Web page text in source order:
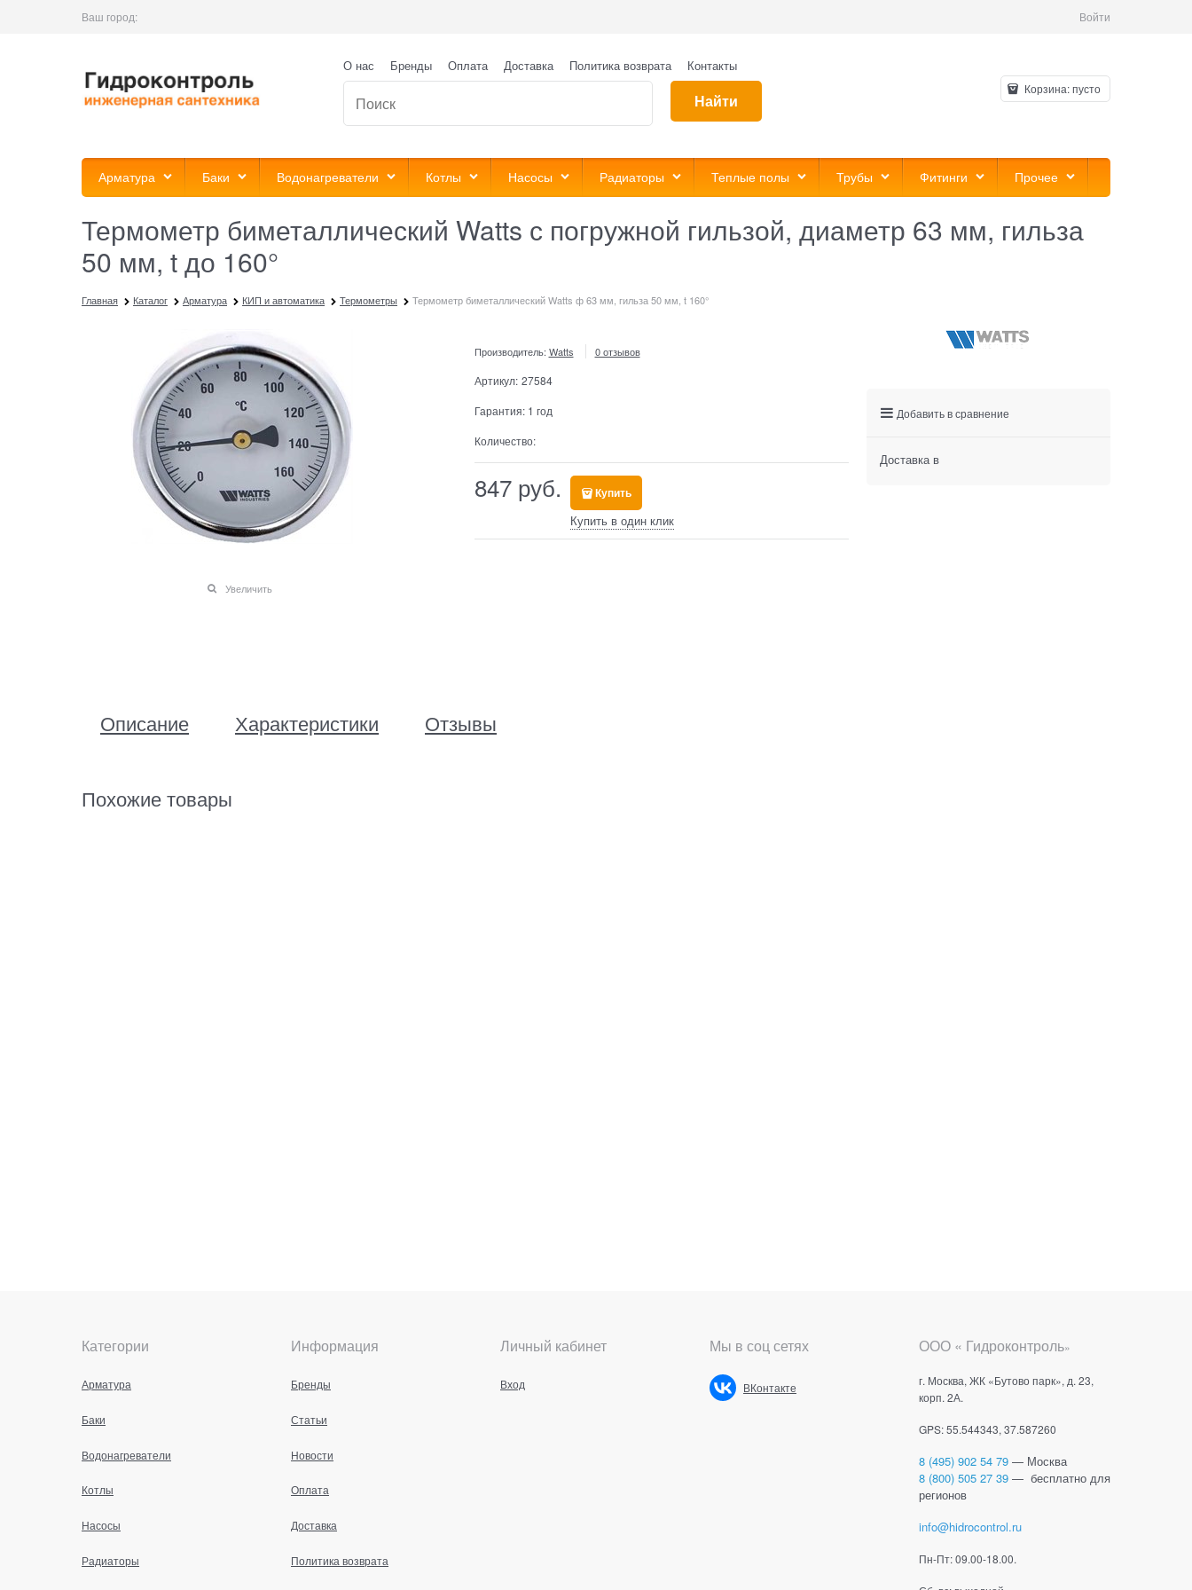
Ваш город: Войти
О нас Бренды Оплата Доставка Политика возврата Контакты
Найти
Корзина:пусто
Арматура Баки Водонагреватели Котлы Насосы Радиаторы Теплые полы Трубы Фитинги Прочее
Термометр биметаллический Watts с погружной гильзой, диаметр 63 мм, гильза
50 мм, t до 160°
Главная Каталог Арматура КИП и автоматика Термометры Термометр биметаллический Watts ф 63 мм, гильза 50 мм, t 160°
Увеличить
Производитель: Watts 0 отзывов
Артикул: 27584
Гарантия: 1 год
Количество:
847 руб. Купить
Купить в один клик
Описание Характеристики Отзывы
Похожие товары
Добавить в сравнение
Доставка в
Категории
Арматура
Баки
Водонагреватели
Котлы
Насосы
Радиаторы
Информация
Бренды
Статьи
Новости
Оплата
Доставка
Политика возврата
Личный кабинет
Вход
Мы в соц сетях
ВКонтакте
ООО « Гидроконтроль»
г. Москва, ЖК «Бутово парк», д. 23,
корп. 2А.
GPS: 55.544343, 37.587260
8 (495) 902 54 79 — Москва
8 (800) 505 27 39 — бесплатно для
регионов
info@hidrocontrol.ru
Пн-Пт: 09.00-18.00.